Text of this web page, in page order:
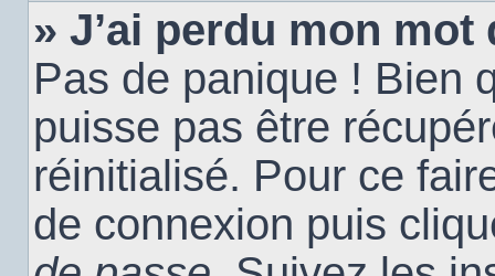
» J’ai perdu mon mot
Pas de panique ! Bien
puisse pas être
réinitialisé. Pour ce
de connexion puis